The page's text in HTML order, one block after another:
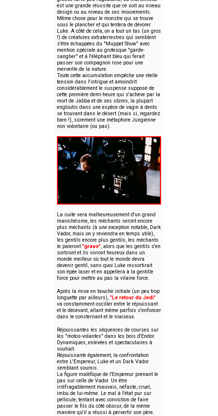
est une grande réussite que ce soit au niveau
design ou au niveau de ses mouvements.
Même chose pour le monstre qui se trouve
sous le plancher et qui tentera de dévorer
Luke. A côté de cela, on a tout un tas (un gros
!) de créatures extraterrestres qui semblent
s'être échappées du "Muppet Show" avec
mention spéciale au grotesque "garde-
sanglier" et à l'éléphant bleu qui ferait
passer son compagnon rose pour une
merveille de la nature.
Toute cette accumulation empêche une réelle
tension dans l'intrigue et amoindrit
considérablement le suspense supposé de
cette première demi-heure qui s'achève par la
mort de Jabba et de ses sbires, la plupart
engloutis dans une espèce de vagin à dents
se trouvant dans le désert (mais si, regardez
bien !), sûrement une métaphore Jungienne
non volontaire (ou pas).
La suite sera malheureusement d'un grand
manichéisme, les méchants seront encore
plus méchants (à une exception notable, Dark
Vador, mais on y reviendra en temps utile),
les gentils encore plus gentils, les méchants
le paieront "grave", alors que les gentils s'en
sortiront et ils vivront heureux dans un
monde meilleur où tout le monde devra
devenir gentil, sans quoi Luke ressortirait
son épée laser et en appellera à la gentille
force pour mettre au pas la vilaine force.
Après la mise en bouche initiale (un peu trop
longuette par ailleurs), "Le retour du Jedi"
va constamment osciller entre le réjouissant
et le décevant, allant même parfois s'enfoncer
dans le consternant et le niaiseux.
Réjouissantes les séquences de courses sur
les "motos-volantes" dans les bois d'Endor.
Dynamiques, enlevées et spectaculaires à
souhait.
Réjouissante également, la confrontation
entre L'Empereur, Luke et un Dark Vador
semblant soumis.
La figure maléfique de l'Empereur prenant le
pas sur celle de Vador. Un être
irréfragablement mauvais, néfaste, cruel,
imbu de lui-même. Le mal à l'état pur sur
pellicule, tentant avec conviction de faire
passer le fils du côté obscur, de la même
manière qu'il a réussi à pervertir son père.